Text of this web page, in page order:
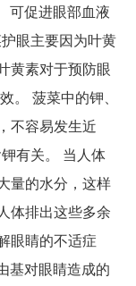
可促进眼部血液
眼主要因为叶黄
黄素对于预防眼
。 菠菜中的钾、
不容易发生近
有关。 当人体
量的水分，这样
体排出这些多余
眼睛的不适症
基对眼睛造成的